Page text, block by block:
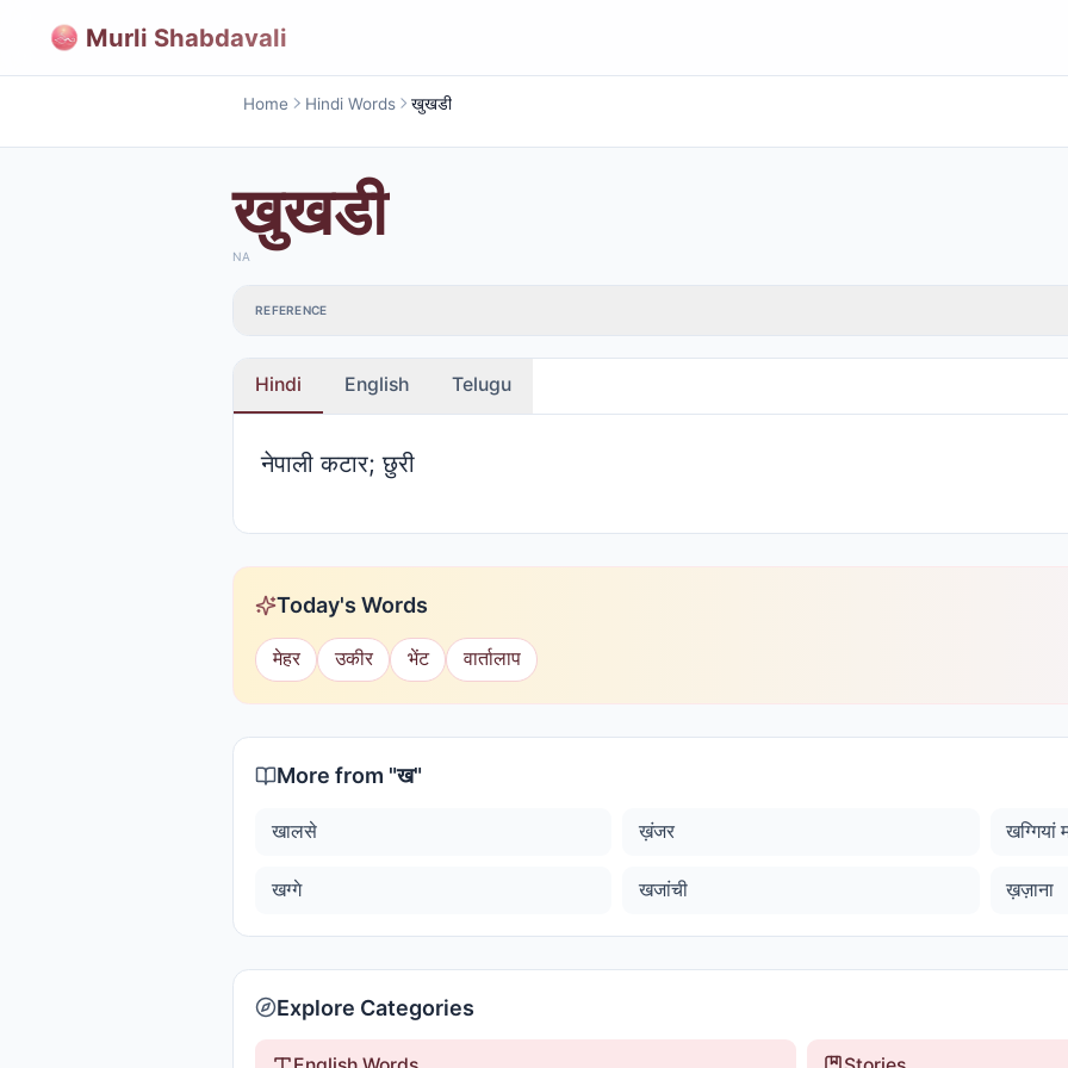
Murli Shabdavali
Home Hindi Words खुखडी
खुखडी
NA
REFERENCE
Hindi English Telugu
नेपाली कटार; छुरी
Today's Words
मेहर उकीर भेंट वार्तालाप
More from "ख"
खालसे ख़ंजर खग्गियां
खग्गे खजांची ख़ज़ाना
Explore Categories